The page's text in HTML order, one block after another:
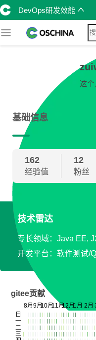
DevOps研发效能
这个
基础信息
162
经验值
12
粉丝
技术雷达
专长领域：Java EE,
开发平台：软件测试/
gitee贡献